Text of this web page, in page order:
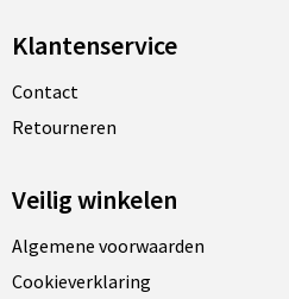
Klantenservice
Contact
Retourneren
Veilig winkelen
Algemene voorwaarden
Cookieverklaring